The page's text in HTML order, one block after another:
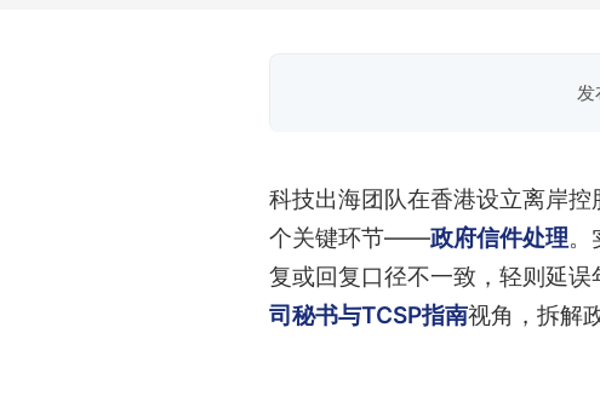
发
科技出海团队在香港设立离岸
个关键环节——政府信件处理。
复或回复口径不一致，轻则延
司秘书与TCSP指南视角，拆解